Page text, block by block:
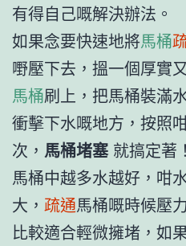
有得自己嘅解決辦法。
如果念要快速地將馬桶
嘢壓下去，搵一個厚實
馬桶刷上，把馬桶裝滿
衝擊下水嘅地方，按照
次， 馬桶堵塞 就搞定著！
馬桶中越多水越好，咁
大， 疏通馬桶嘅時候壓
比較適合輕微擁堵，如